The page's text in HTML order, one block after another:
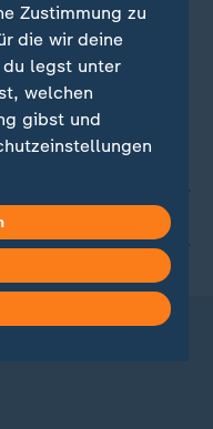
Zustimmung zu
die wir deine
legst unter
welchen
gibst und
du in unserer